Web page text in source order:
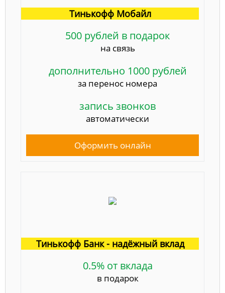
Тинькофф Мобайл
500 рублей в подарок
на связь
дополнительно 1000 рублей
за перенос номера
запись звонков
автоматически
Оформить онлайн
Тинькофф Банк - надёжный вклад
0.5% от вклада
в подарок